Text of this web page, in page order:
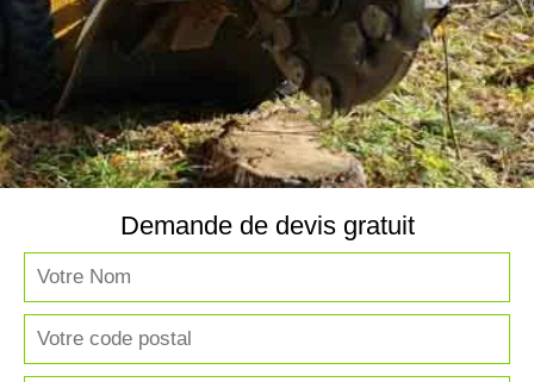
Demande de devis gratuit